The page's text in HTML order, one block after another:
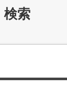
検索